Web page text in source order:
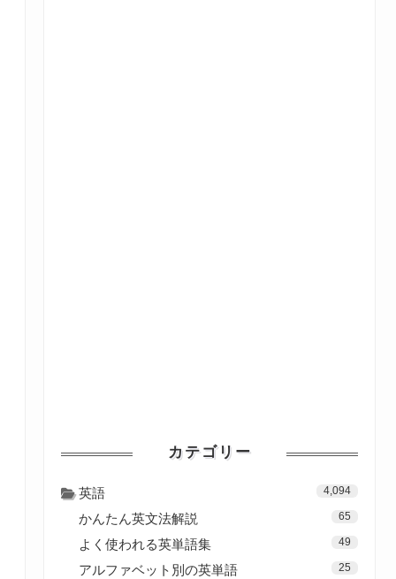
カテゴリー
英語 4,094
かんたん英文法解説 65
よく使われる英単語集 49
アルファベット別の英単語 25